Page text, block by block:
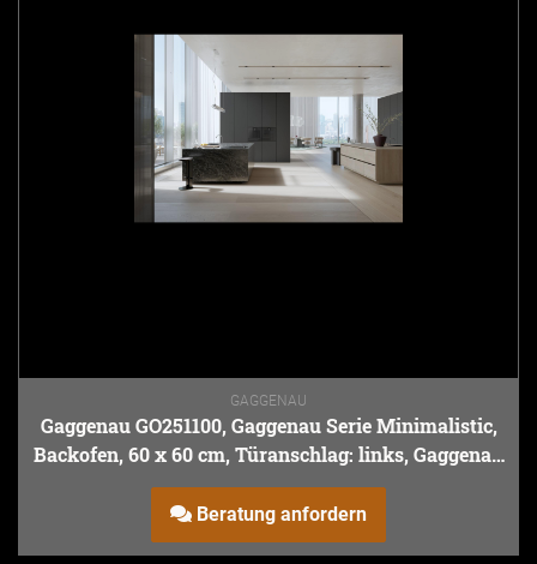
GAGGENAU
Gaggenau GO251100, Gaggenau Serie Minimalistic,
Backofen, 60 x 60 cm, Türanschlag: links, Gaggenau
Onyx
Beratung anfordern